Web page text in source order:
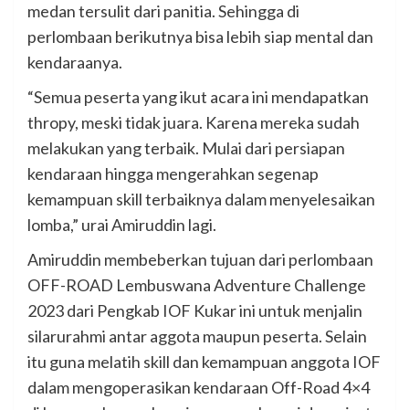
medan tersulit dari panitia. Sehingga di
perlombaan berikutnya bisa lebih siap mental dan
kendaraanya.
“Semua peserta yang ikut acara ini mendapatkan
thropy, meski tidak juara. Karena mereka sudah
melakukan yang terbaik. Mulai dari persiapan
kendaraan hingga mengerahkan segenap
kemampuan skill terbaiknya dalam menyelesaikan
lomba,” urai Amiruddin lagi.
Amiruddin membeberkan tujuan dari perlombaan
OFF-ROAD Lembuswana Adventure Challenge
2023 dari Pengkab IOF Kukar ini untuk menjalin
silarurahmi antar aggota maupun peserta. Selain
itu guna melatih skill dan kemampuan anggota IOF
dalam mengoperasikan kendaraan Off-Road 4×4